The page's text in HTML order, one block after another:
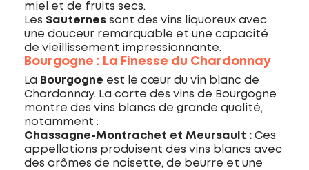
miel et de fruits secs.
Les Sauternes sont des vins liquoreux avec
une douceur remarquable et une capacité
de vieillissement impressionnante.
Bourgogne : La Finesse du Chardonnay
La Bourgogne est le cœur du vin blanc de
Chardonnay. La carte des vins de Bourgogne
montre des vins blancs de grande qualité,
notamment :
Chassagne-Montrachet et Meursault : Ces
appellations produisent des vins blancs avec
des arômes de noisette, de beurre et une